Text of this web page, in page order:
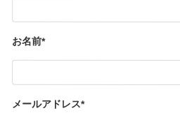
お名前*
メールアドレス*